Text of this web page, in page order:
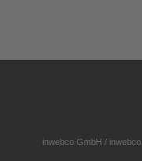
inwebco GmbH / inwebco